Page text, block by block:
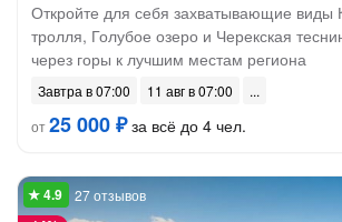
Откройте для себя захватывающие виды
тролля, Голубое озеро и Черекская
через горы к лучшим местам региона
Завтра в 07:00
11 авг в 07:00
от25 000 ₽за всё до 4 чел.
27 отзывов